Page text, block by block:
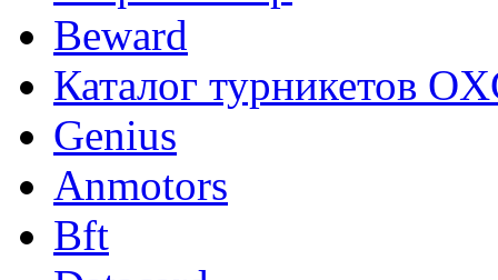
Beward
Каталог турникетов
Genius
Anmotors
Bft